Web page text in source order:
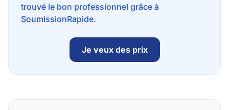
trouvé le bon professionnel grâce à
SoumissionRapide.
Je veux des prix